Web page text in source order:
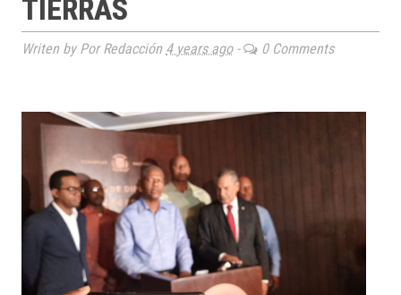
TIERRAS
Writen by Por Redacción 4 years ago- 0 Comments